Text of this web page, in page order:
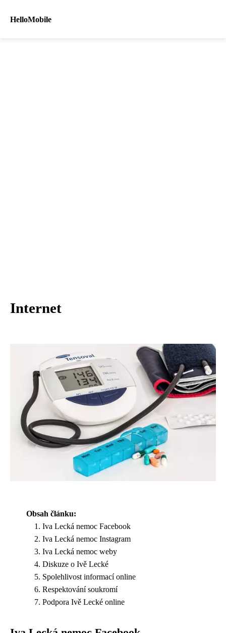
HelloMobile
Internet
Obsah článku:
Iva Lecká nemoc Facebook
Iva Lecká nemoc Instagram
Iva Lecká nemoc weby
Diskuze o Ivě Lecké
Spolehlivost informací online
Respektování soukromí
Podpora Ivě Lecké online